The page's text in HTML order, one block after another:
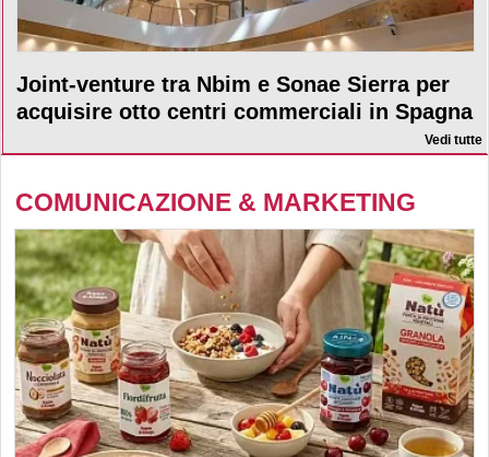
Joint-venture tra Nbim e Sonae Sierra per
acquisire otto centri commerciali in Spagna
Vedi tutte
COMUNICAZIONE & MARKETING